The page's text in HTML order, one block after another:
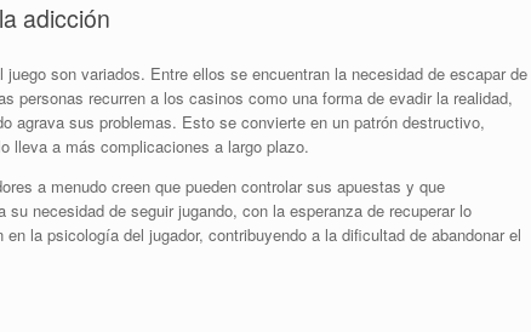
adicción
son variados. Entre ellos se encuentran la necesidad de escapar de
personas recurren a los casinos como una forma de evadir la realidad,
agrava sus problemas. Esto se convierte en un patrón destructivo,
lleva a más complicaciones a largo plazo.
a menudo creen que pueden controlar sus apuestas y que
necesidad de seguir jugando, con la esperanza de recuperar lo
la psicología del jugador, contribuyendo a la dificultad de abandonar el